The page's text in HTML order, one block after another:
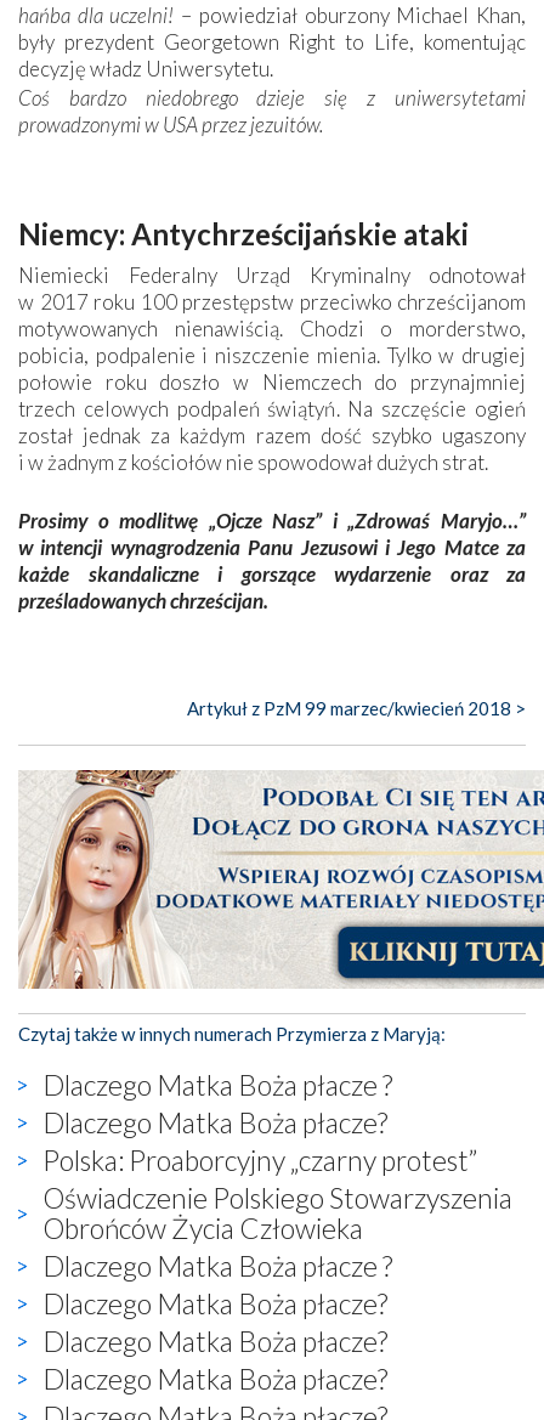
hańba dla uczelni! – powiedział oburzony Michael Khan,
były prezydent Georgetown Right to Life, komentując
decyzję władz Uniwersytetu.
Coś bardzo niedobrego dzieje się z uniwersytetami
prowadzonymi w USA przez jezuitów.
Niemcy: Antychrześcijańskie ataki
Niemiecki Federalny Urząd Kryminalny odnotował
w 2017 roku 100 przestępstw przeciwko chrześcijanom
motywowanych nienawiścią. Chodzi o morderstwo,
pobicia, podpalenie i niszczenie mienia. Tylko w drugiej
połowie roku doszło w Niemczech do przynajmniej
trzech celowych podpaleń świątyń. Na szczęście ogień
został jednak za każdym razem dość szybko ugaszony
i w żadnym z kościołów nie spowodował dużych strat.
Prosimy o modlitwę „Ojcze Nasz” i „Zdrowaś Maryjo…”
w intencji wynagrodzenia Panu Jezusowi i Jego Matce za
każde skandaliczne i gorszące wydarzenie oraz za
prześladowanych chrześcijan.
Artykuł z PzM 99 marzec/kwiecień 2018 >
Czytaj także w innych numerach Przymierza z Maryją:
Dlaczego Matka Boża płacze ?
Dlaczego Matka Boża płacze?
Polska: Proaborcyjny „czarny protest”
Oświadczenie Polskiego Stowarzyszenia
Obrońców Życia Człowieka
Dlaczego Matka Boża płacze ?
Dlaczego Matka Boża płacze?
Dlaczego Matka Boża płacze?
Dlaczego Matka Boża płacze?